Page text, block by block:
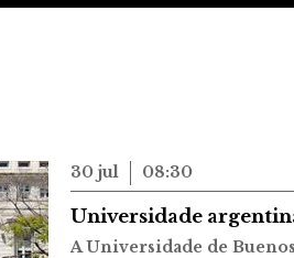
30 jul 08:30
Universidade
A Universidade de